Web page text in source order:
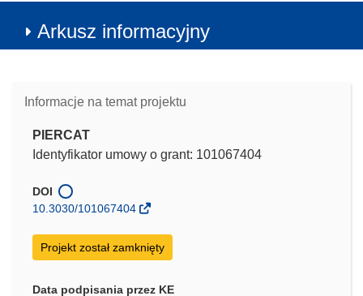
Arkusz informacyjny
Informacje na temat projektu
PIERCAT
Identyfikator umowy o grant: 101067404
DOI
10.3030/101067404
Projekt został zamknięty
Data podpisania przez KE